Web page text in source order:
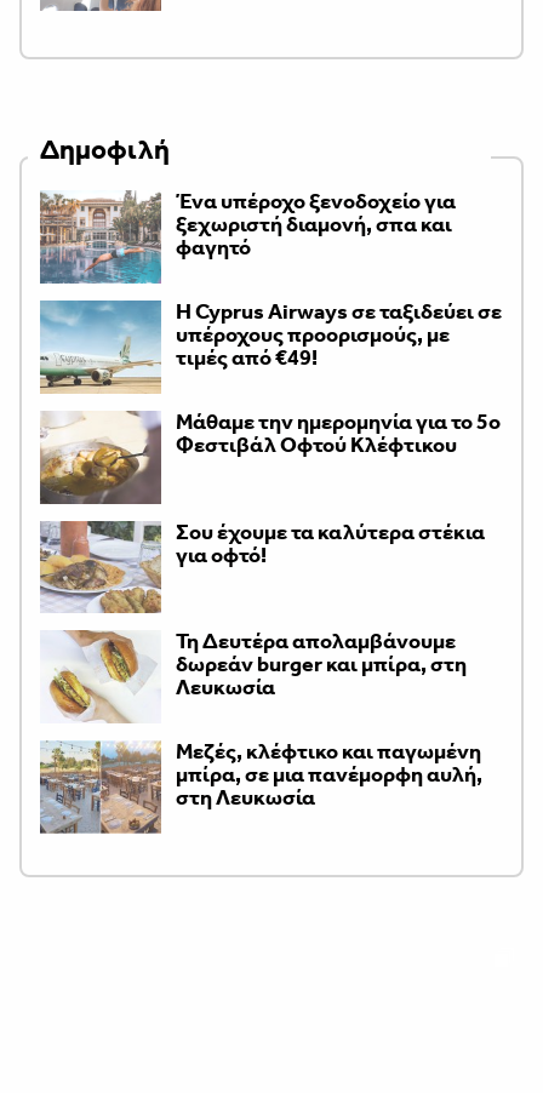
Δημοφιλή
Ένα υπέροχο ξενοδοχείο για
ξεχωριστή διαμονή, σπα και
φαγητό
H Cyprus Airways σε ταξιδεύει σε
υπέροχους προορισμούς, με
τιμές από €49!
Μάθαμε την ημερομηνία για το 5ο
Φεστιβάλ Οφτού Κλέφτικου
Σου έχουμε τα καλύτερα στέκια
για οφτό!
Τη Δευτέρα απολαμβάνουμε
δωρεάν burger και μπίρα, στη
Λευκωσία
Μεζές, κλέφτικο και παγωμένη
μπίρα, σε μια πανέμορφη αυλή,
στη Λευκωσία